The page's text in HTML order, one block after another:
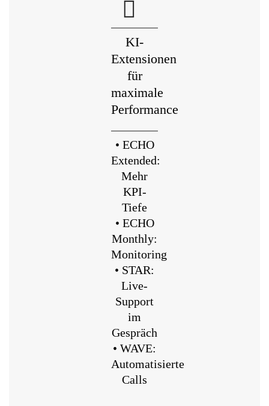
KI-
Extensionen
für
maximale
Performance
• ECHO
Extended:
Mehr
KPI-
Tiefe
• ECHO
Monthly:
Monitoring
• STAR:
Live-
Support
im
Gespräch
• WAVE:
Automatisierte
Calls